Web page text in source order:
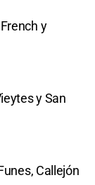
y
y San
Callejón